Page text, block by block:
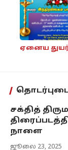
ஏனைய துயர்
சக்தித்
நாளை
ஜூலை 23, 2025